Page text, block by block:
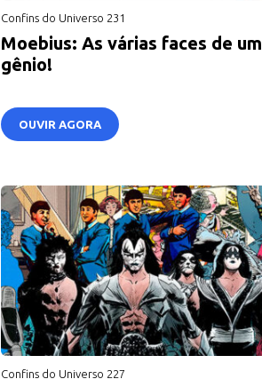
Confins do Universo 231
Moebius: As várias faces de um
gênio!
OUVIR AGORA
Confins do Universo 227